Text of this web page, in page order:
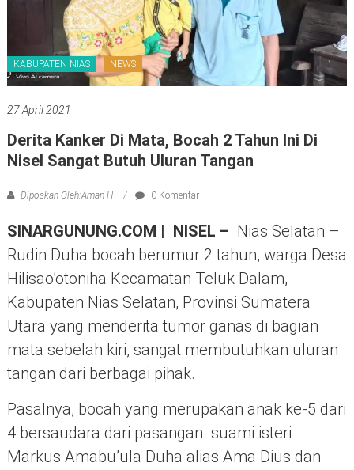
KABUPATEN NIAS NEWS
27 April 2021
Derita Kanker Di Mata, Bocah 2 Tahun Ini Di
Nisel Sangat Butuh Uluran Tangan
Diposkan Oleh:Aman H 0 Komentar
SINARGUNUNG.COM | NISEL – Nias Selatan –
Rudin Duha bocah berumur 2 tahun, warga Desa
Hilisao’otoniha Kecamatan Teluk Dalam,
Kabupaten Nias Selatan, Provinsi Sumatera
Utara yang menderita tumor ganas di bagian
mata sebelah kiri, sangat membutuhkan uluran
tangan dari berbagai pihak.
Pasalnya, bocah yang merupakan anak ke-5 dari
4 bersaudara dari pasangan suami isteri
Markus Amabu’ula Duha alias Ama Dius dan